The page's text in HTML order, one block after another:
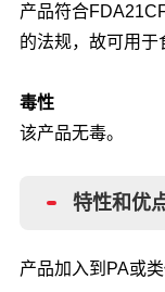
产品符合
的法规，故可用于
毒性
该产品无毒。
特性和优
产品加入到PA或